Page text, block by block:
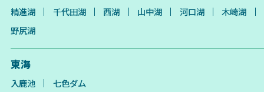
精進湖 千代田湖 西湖 山中湖 河口湖
木崎湖
野尻湖
東海
入鹿池 七色ダム